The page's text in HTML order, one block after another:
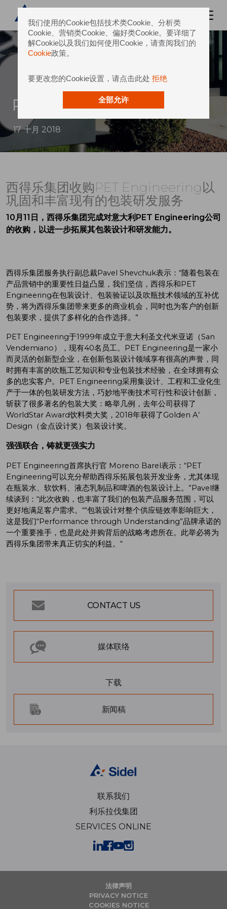
我们使用的Cookie包括技术类Cookie、分析类
Cookie、营销类Cookie、偏好类Cookie。要详细了
解Cookie以及我们如何使用Cookie，请查阅我们的
Cookie政策。
要更改您的Cookie设置，请点击此处 拒绝
全部允许
PET Engineering
17 十月 2018
西得乐集团收购PET Engineering以
巩固和丰富现有的包装研发服务
10月11日，西得乐集团完成对意大利PET Engineering公司
的收购，以进一步拓展其包装设计和研发能力。
西得乐集团服务执行副总裁Pavel Shevchuk表示：“随着包装在
产品营销中的重要性日益凸显，我们坚信，西得乐和PET
Engineering在包装设计、包装验证以及吹瓶技术领域的互补优
势，将为西得乐集团带来更多的商业机会，同时也为客户的创新
包装要求，提供了多样化的合作选择。”
PET Engineering于1999年成立于意大利圣文代米亚诺（San
Vendemiano），现有40名员工。PET Engineering是一家小
而灵活的创新型企业，在创新包装设计领域享有很高的声誉，同
时拥有丰富的吹瓶工艺知识和专业包装技术经验，在全球拥有众
多的忠实客户。PET Engineering采用集设计、工程和工业化生
产于一体的包装研发方法，巧妙地平衡技术可行性和设计创新，
斩获了很多著名的包装大奖：略举几例，去年公司获得了
WorldStar Award饮料类大奖，2018年获得了Golden A’
Design（金点设计奖）包装设计奖。
强强联合，铸就更强实力
PET Engineering首席执行官 Moreno Barel表示：“PET
Engineering可以充分帮助西得乐拓展包装开发业务，尤其体现
在瓶装水、软饮料、液态乳制品和啤酒的包装设计上。”Pavel继
续谈到：“此次收购，也丰富了我们的包装产品服务范围，可以
更好地满足客户需求。““包装设计对整个供应链效率影响巨大，
这是我们“Performance through Understanding”品牌承诺的
一个重要推手，也是此处并购背后的战略考虑所在。此举必将为
西得乐集团带来真正切实的利益。“
CONTACT US
媒体联络
下载
新闻稿
联系我们
利乐拉伐集团
SERVICES ONLINE
法律声明
PRIVACY NOTICE
COOKIES NOTICE